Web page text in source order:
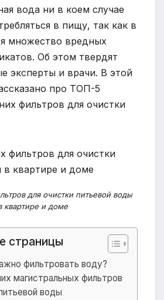
вода ни в коем случае
в пищу, так как в
множество вредных
Об этом твердят
эксперты и врачи. В этой
про ТОП-5
фильтров для очистки
для очистки питьевой воды
квартире и доме
страницы
фильтровать воду?
магистральных фильтров
воды